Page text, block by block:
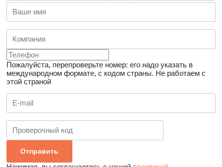
Пожалуйста, перепроверьте номер: его надо указать в
международном формате, с кодом страны. Не работаем с
этой страной